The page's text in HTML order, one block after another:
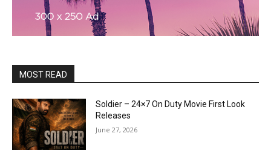
MOST READ
Soldier – 24×7 On Duty Movie First Look
Releases
June 27, 2026